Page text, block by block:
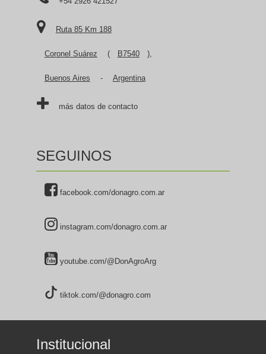
Ruta 85 Km 188
Coronel Suárez ( B7540 ),
Buenos Aires - Argentina
más datos de contacto
SEGUINOS
facebook.com/donagro.com.ar
instagram.com/donagro.com.ar
youtube.com/@DonAgroArg
tiktok.com/@donagro.com
Institucional